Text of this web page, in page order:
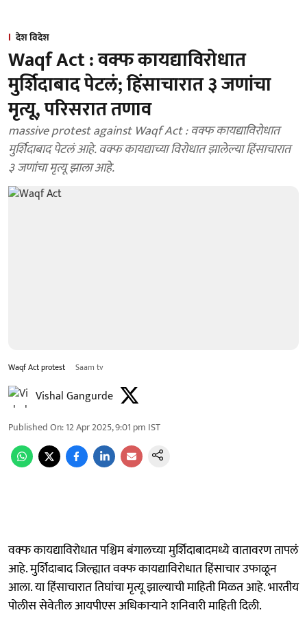
देश विदेश
Waqf Act : वक्फ कायद्याविरोधात
मुर्शिदाबाद पेटलं; हिंसाचारात ३ जणांचा
मृत्यू, परिसरात तणाव
massive protest against Waqf Act : वक्फ कायद्याविरोधात
मुर्शिदाबाद पेटलं आहे. वक्फ कायद्याच्या विरोधात झालेल्या हिंसाचारात
३ जणांचा मृत्यू झाला आहे.
Waqf Act protest Saam tv
Vishal Gangurde
Published On:12 Apr 2025, 9:01 pm IST
वक्फ कायद्याविरोधात पश्चिम बंगालच्या मुर्शिदाबादमध्ये वातावरण तापलं
आहे. मुर्शिदाबाद जिल्ह्यात वक्फ कायद्याविरोधात हिंसाचार उफाळून
आला. या हिंसाचारात तिघांचा मृत्यू झाल्याची माहिती मिळत आहे. भारतीय
पोलीस सेवेतील आयपीएस अधिकाऱ्याने शनिवारी माहिती दिली.